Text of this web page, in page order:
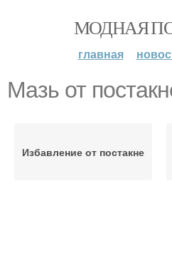
МОДНАЯ
главная
Мазь от
Избавление от постакне